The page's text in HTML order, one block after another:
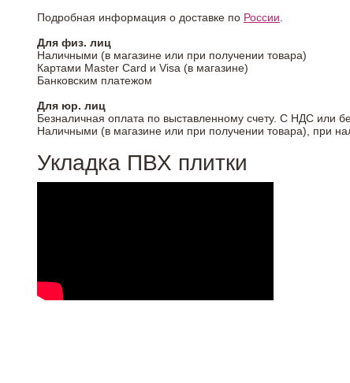
Подробная информация о доставке по России.
Для физ. лиц
Наличными (в магазине или при получении товара)
Картами Master Card и Visa (в магазине)
Банковским платежом
Для юр. лиц
Безналичная оплата по выставленному счету. С НДС или
Наличными (в магазине или при получении товара), при
Укладка ПВХ плитки